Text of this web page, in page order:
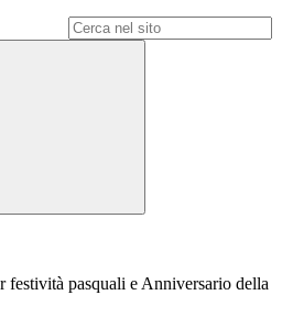
festività pasquali e Anniversario della